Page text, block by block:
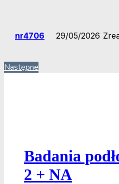
nr4706 29/05/2026
Następne
Badania
2 + NA